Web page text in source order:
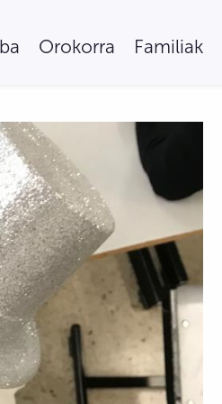
Orokorra Familiak